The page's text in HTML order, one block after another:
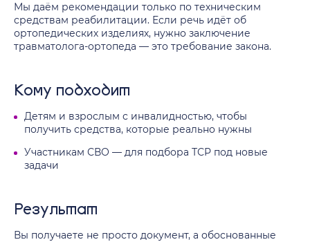
Мы даём рекомендации только по техническим
средствам реабилитации. Если речь идёт об
ортопедических изделиях, нужно заключение
травматолога-ортопеда — это требование закона.
Кому подходит
Детям и взрослым с инвалидностью, чтобы
получить средства, которые реально нужны
Участникам СВО — для подбора ТСР под новые
задачи
Результат
Вы получаете не просто документ, а обоснованные